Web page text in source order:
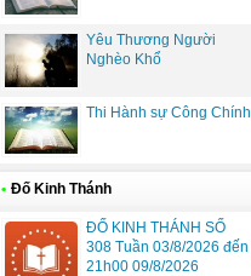
Yêu Thương Người
Nghèo Khổ
Thi Hành sự Công Chính
• Đố Kinh Thánh
ĐỐ KINH THÁNH SỐ
308 Tuần 03/8/2026 đến
21h00 09/8/2026